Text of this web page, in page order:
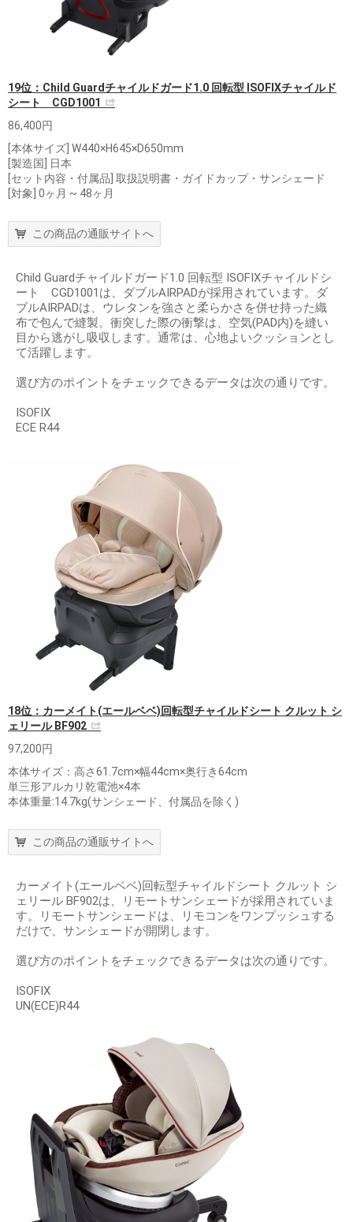
19位：Child Guardチャイルドガード1.0 回転型 ISOFIXチャイルド
シート CGD1001
86,400円
[本体サイズ] W440×H645×D650mm
[製造国] 日本
[セット内容・付属品] 取扱説明書・ガイドカップ・サンシェード
[対象] 0ヶ月 ~ 48ヶ月
この商品の通販サイトへ
Child Guardチャイルドガード1.0 回転型 ISOFIXチャイルドシ
ート CGD1001は、ダブルAIRPADが採用されています。ダ
ブルAIRPADは、ウレタンを強さと柔らかさを併せ持った織
布で包んで縫製。衝突した際の衝撃は、空気(PAD内)を縫い
目から逃がし吸収します。通常は、心地よいクッションとし
て活躍します。
選び方のポイントをチェックできるデータは次の通りです。
ISOFIX
ECE R44
18位：カーメイト(エールベベ)回転型チャイルドシート クルット シ
ェリール BF902
97,200円
本体サイズ：高さ61.7cm×幅44cm×奥行き64cm
単三形アルカリ乾電池×4本
本体重量:14.7kg(サンシェード、付属品を除く)
この商品の通販サイトへ
カーメイト(エールベベ)回転型チャイルドシート クルット シ
ェリール BF902は、リモートサンシェードが採用されていま
す。リモートサンシェードは、リモコンをワンプッシュする
だけで、サンシェードが開閉します。
選び方のポイントをチェックできるデータは次の通りです。
ISOFIX
UN(ECE)R44